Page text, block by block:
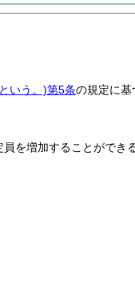
いう。)第5条の規定に基
を増加することができる